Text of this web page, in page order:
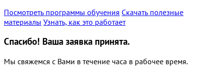
Посмотреть программы обучения Скачать полезные
материалы Узнать, как это работает
Спасибо! Ваша заявка принята.
Мы свяжемся с Вами в течение часа в рабочее время.